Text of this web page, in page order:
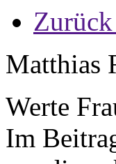
Matthias
Werte
Im